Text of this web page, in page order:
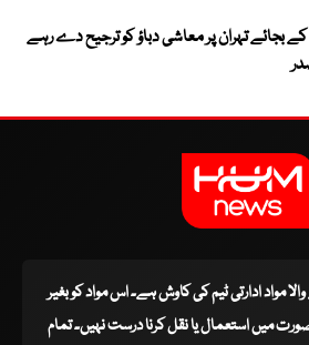
کے بجائے تہران پر معاشی دباؤ کو ترجیح دے رہے
مواد ادارتی ٹیم کی کاوش ہے۔ اس مواد کو بغیر
میں استعمال یا نقل کرنا درست نہیں۔ تمام